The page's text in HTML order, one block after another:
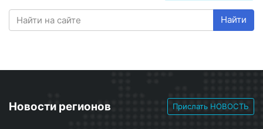
Найти
Новости регионов Прислать НОВОСТЬ